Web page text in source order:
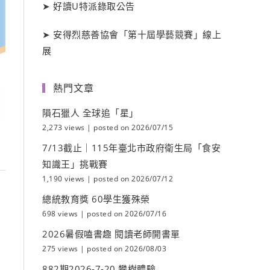
➤ 好讀U特派錄取公告
➤ 安得烈慈善協會「第十屆學藝競賽」線上
展
熱門文章
隕石獵人 全球追「星」
2,273 views | posted on 2026/07/15
7/13截止｜115年臺北市政府衛生局「食安
知識王」挑戰賽
1,190 views | posted on 2026/07/12
總統教育獎 60學生獲殊榮
698 views | posted on 2026/07/16
2026暑假嗑書趣 閱讀老師開書單
275 views | posted on 2026/08/03